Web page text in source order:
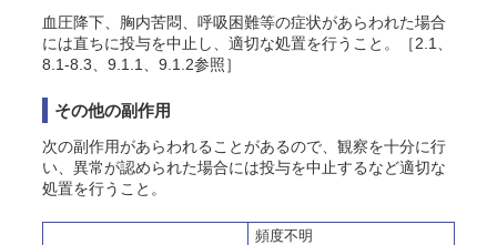
血圧降下、胸内苦悶、呼吸困難等の症状があらわれた場合
には直ちに投与を中止し、適切な処置を行うこと。［2.1、
8.1-8.3、9.1.1、9.1.2参照］
その他の副作用
次の副作用があらわれることがあるので、観察を十分に行
い、異常が認められた場合には投与を中止するなど適切な
処置を行うこと。
頻度不明